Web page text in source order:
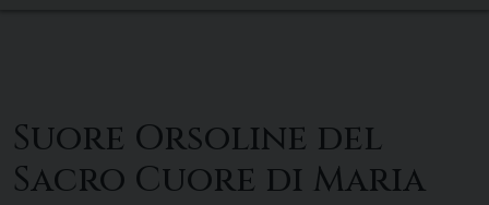
Suore Orsoline del
Sacro Cuore di Maria